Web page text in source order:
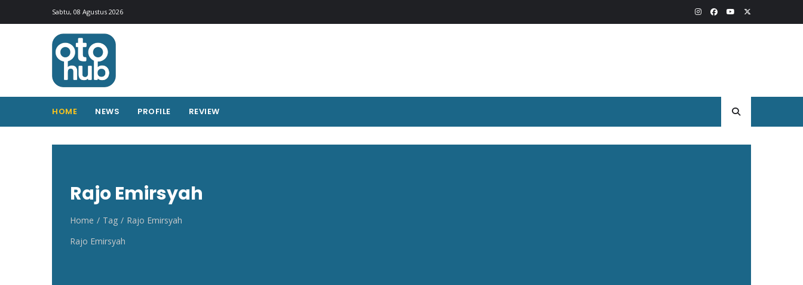
Sabtu, 08 Agustus 2026
HOME NEWS PROFILE REVIEW
Otohub.co
Portal berita otomotif Indonesia terkini
Rajo Emirsyah
Home Tag
Rajo Emirsyah
Rajo Emirsyah